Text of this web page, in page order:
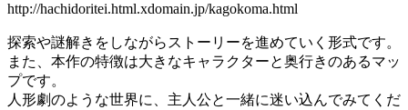
http://hachidoritei.html.xdomain.jp/kagokoma.html
探索や謎解きをしながらストーリーを進めていく形式です。
また、本作の特徴は大きなキャラクターと奥行きのあるマッ
プです。
人形劇のような世界に、主人公と一緒に迷い込んでみてくだ